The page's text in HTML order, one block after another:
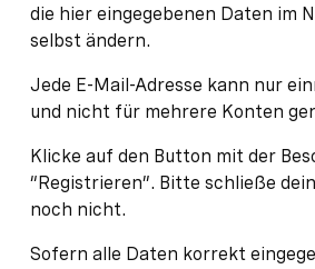
die hier eingegebenen Daten im
selbst ändern.
Jede E-Mail-Adresse kann nur
und nicht für mehrere Konten
Klicke auf den Button mit der
“Registrieren”. Bitte schließe
noch nicht.
Sofern alle Daten korrekt